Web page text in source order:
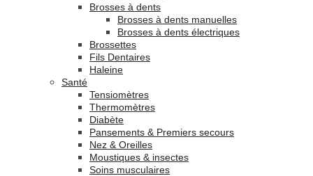
Brosses à dents
Brosses à dents manuelles
Brosses à dents électriques
Brossettes
Fils Dentaires
Haleine
Santé
Tensiomètres
Thermomètres
Diabète
Pansements & Premiers secours
Nez & Oreilles
Moustiques & insectes
Soins musculaires